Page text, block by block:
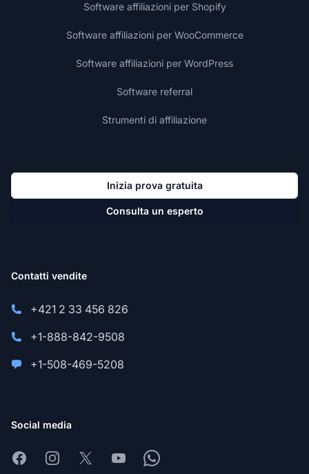
Software affiliazioni per Shopify
Software affiliazioni per WooCommerce
Software affiliazioni per WordPress
Software referral
Strumenti di affiliazione
Inizia prova gratuita
Consulta un esperto
Contatti vendite
+421 2 33 456 826
+1-888-842-9508
+1-508-469-5208
Social media
FacebookInstagram
X YoutubeWhatsapp